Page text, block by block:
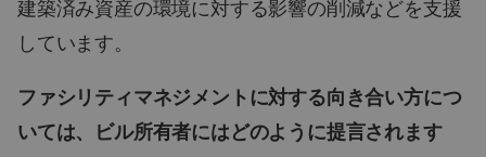
建築済み資産の環境に対する影響の削減などを支援
しています。
ファシリティマネジメントに対する向き合い方につ
いては、ビル所有者にはどのように提言されます